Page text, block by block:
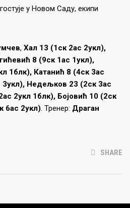
у Новом Саду, екипи
, Хал 13 (1ск 2ас 2укл),
8 (9ск 1ас 1укл),
1блк), Катанић 8 (4ск 3ас
Недељков 23 (2ск 3ас
2укл 1блк), Бојовић 10 (2ск
6ас 2укл). Тренер: Драган
SHARE